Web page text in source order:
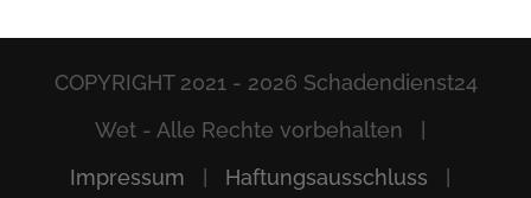
COPYRIGHT 2021 - 2026 Schadendienst24
Wet - Alle Rechte vorbehalten |
Impressum
Haftungsausschluss